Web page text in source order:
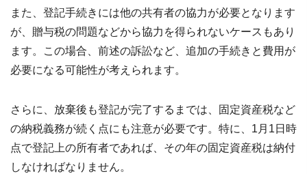
また、登記手続きには他の共有者の協力が必要となります
が、贈与税の問題などから協力を得られないケースもあり
ます。この場合、前述の訴訟など、追加の手続きと費用が
必要になる可能性が考えられます。
さらに、放棄後も登記が完了するまでは、固定資産税など
の納税義務が続く点にも注意が必要です。特に、1月1日時
点で登記上の所有者であれば、その年の固定資産税は納付
しなければなりません。